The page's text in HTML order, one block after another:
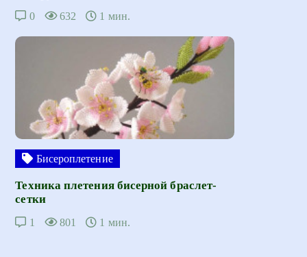
0 632 1 мин.
Бисероплетение
Техника плетения бисерной браслет-
сетки
1 801 1 мин.